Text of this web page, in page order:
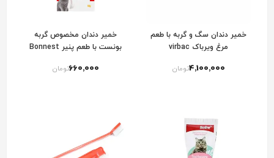
خمیر دندان سگ و گربه با طعم
مرغ ویرباک virbac
4٬100٬000تومان
خمیر دندان مخصوص گربه
بونست با طعم پنیر Bonnest
Flavor
660٬000تومان